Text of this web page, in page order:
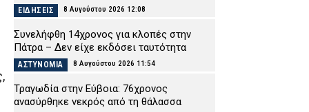
ΕΙΔΗΣΕΙΣ 8 Αυγούστου 2026 12:08
Συνελήφθη 14χρονος για κλοπές στην
Πάτρα – Δεν είχε εκδόσει ταυτότητα
ΑΣΤΥΝΟΜΙΑ 8 Αυγούστου 2026 11:54
Τραγωδία στην Εύβοια: 76χρονος
ανασύρθηκε νεκρός από τη θάλασσα